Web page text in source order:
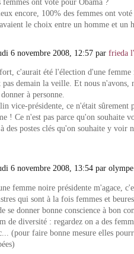
femmes ont voté pour Obama ?
encore, 100% des femmes ont
le choix entre un homme et un
6 novembre 2008, 12:57 parfrieda
c'aurait été l'élection d'une femme
pas demain la veille. Et nous n'avons,
à personne.
vice-présidente, ce n'était sûrement
! Ce n'est pas parce qu'on souhaite
des postes clés qu'on souhaite y voir
6 novembre 2008, 13:54 par olympe
femme noire présidente m'agace,
qui sont à la fois femmes et
se donner bonne conscience à bon
de diversité : regardez on a des
(pour faire bonne mesure elles